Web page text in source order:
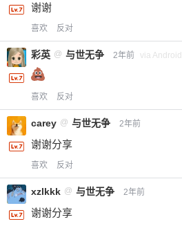
谢谢
喜欢 反对
彩英 @ 与世无争 2年前 via Android
喜欢 反对
carey @ 与世无争 2年前
谢谢分享
喜欢 反对
xzlkkk @ 与世无争 2年前
谢谢分享